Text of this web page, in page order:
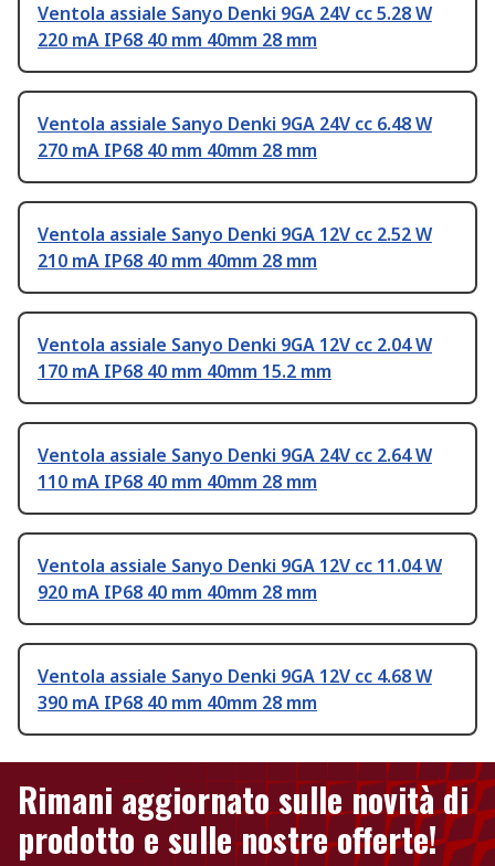
Ventola assiale Sanyo Denki 9GA 24V cc 5.28 W
220 mA IP68 40 mm 40mm 28 mm
Ventola assiale Sanyo Denki 9GA 24V cc 6.48 W
270 mA IP68 40 mm 40mm 28 mm
Ventola assiale Sanyo Denki 9GA 12V cc 2.52 W
210 mA IP68 40 mm 40mm 28 mm
Ventola assiale Sanyo Denki 9GA 12V cc 2.04 W
170 mA IP68 40 mm 40mm 15.2 mm
Ventola assiale Sanyo Denki 9GA 24V cc 2.64 W
110 mA IP68 40 mm 40mm 28 mm
Ventola assiale Sanyo Denki 9GA 12V cc 11.04 W
920 mA IP68 40 mm 40mm 28 mm
Ventola assiale Sanyo Denki 9GA 12V cc 4.68 W
390 mA IP68 40 mm 40mm 28 mm
Rimani aggiornato sulle novità di
prodotto e sulle nostre offerte!